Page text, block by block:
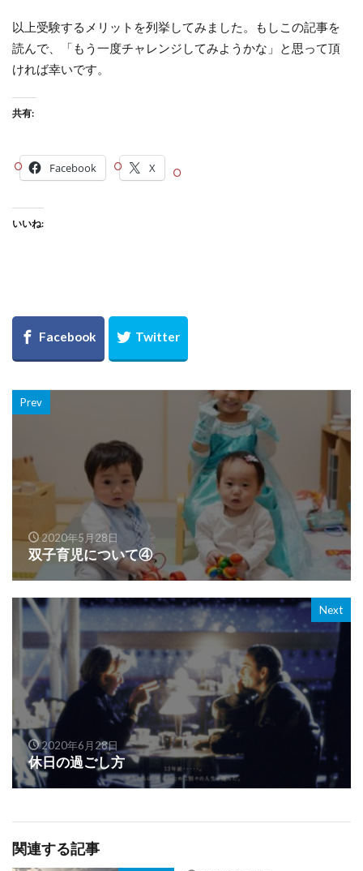
以上受験するメリットを列挙してみました。もしこの記事を
読んで、「もう一度チャレンジしてみようかな」と思って頂
ければ幸いです。
共有:
Facebook X
いいね:
Prev
2020年5月28日
双子育児について④
Next
2020年6月28日
休日の過ごし方
関連する記事